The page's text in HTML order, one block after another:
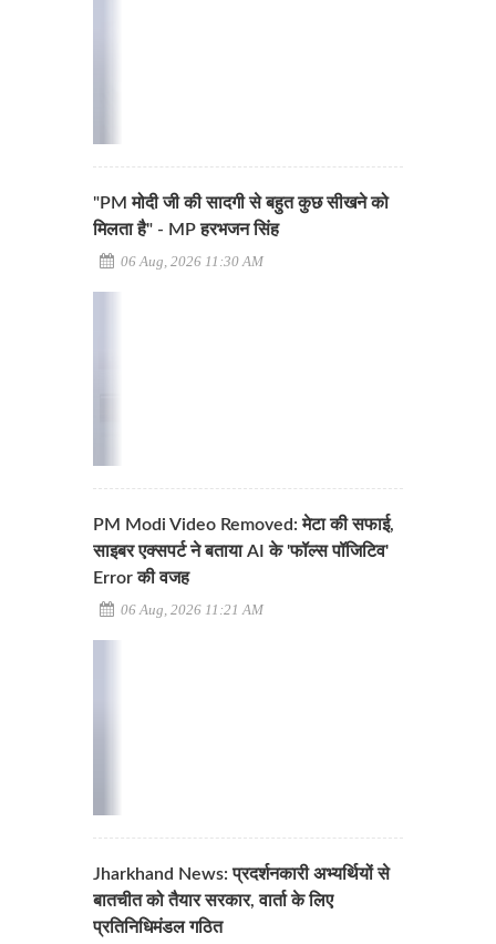
"PM मोदी जी की सादगी से बहुत कुछ सीखने को
मिलता है" - MP हरभजन सिंह
06 Aug, 2026 11:30 AM
PM Modi Video Removed: मेटा की सफाई,
साइबर एक्सपर्ट ने बताया AI के 'फॉल्स पॉजिटिव'
Error की वजह
06 Aug, 2026 11:21 AM
Jharkhand News: प्रदर्शनकारी अभ्यर्थियों से
बातचीत को तैयार सरकार, वार्ता के लिए
प्रतिनिधिमंडल गठित